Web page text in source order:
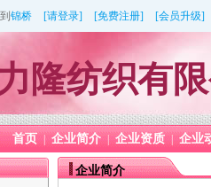
锦桥 [请登录] [免费注册] [会员升级]
隆纺织有
首页 企业简介 | 企业资质 企业
企业简介